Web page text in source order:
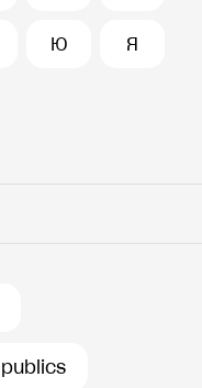
Ю Я
publics